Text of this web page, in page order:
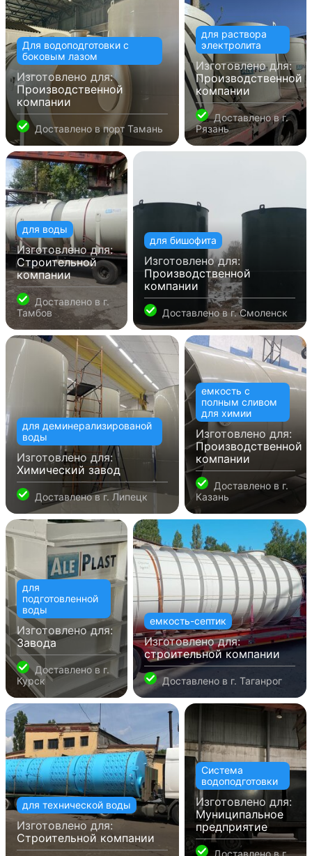
Для водоподготовки с
боковым лазом
Изготовлено для:
Производственной
компании
Доставлено впорт Тамань
для раствора
электролита
Изготовлено для:
Производственной
компании
Доставлено вг.
Рязань
для воды
Изготовлено для:
Строительной
компании
Доставлено вг.
Тамбов
для бишофита
Изготовлено для:
Производственной
компании
Доставлено вг. Смоленск
для деминерализированой
воды
Изготовлено для:
Химический завод
Доставлено вг. Липецк
емкость с
полным сливом
для химии
Изготовлено для:
Производственной
компании
Доставлено в г.
Казань
для
подготовленной
воды
Изготовлено для:
Завода
Доставлено в г.
Курск
емкость-септик
Изготовлено для:
строительной компании
Доставлено в г. Таганрог
для технической воды
Изготовлено для:
Строительной компании
Система
водоподготовки
Изготовлено для:
Муниципальное
предприятие
Доставлено вг.